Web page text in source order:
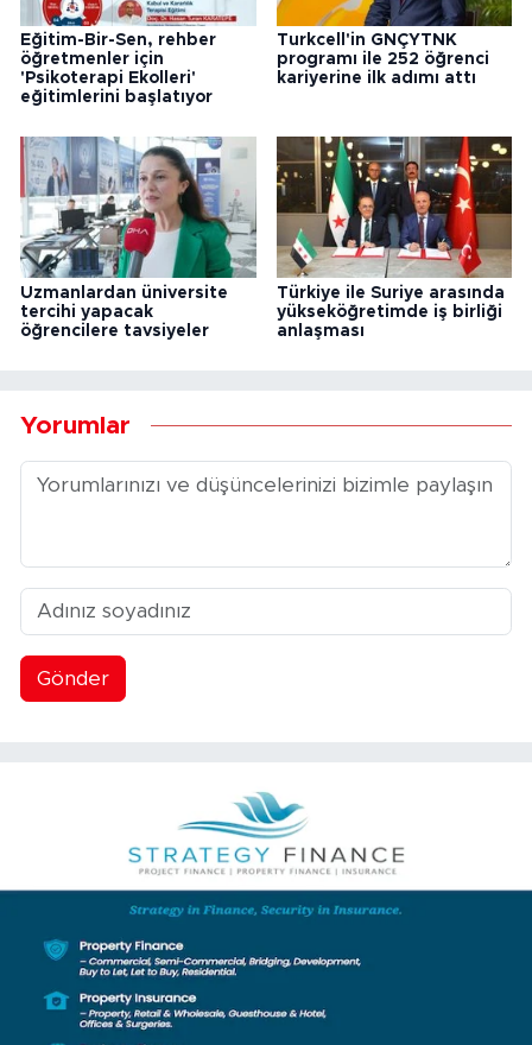
Eğitim-Bir-Sen, rehber
öğretmenler için
'Psikoterapi Ekolleri'
eğitimlerini başlatıyor
Turkcell'in GNÇYTNK
programı ile 252 öğrenci
kariyerine ilk adımı attı
Uzmanlardan üniversite
tercihi yapacak
öğrencilere tavsiyeler
Türkiye ile Suriye arasında
yükseköğretimde iş birliği
anlaşması
Yorumlar
Gönder